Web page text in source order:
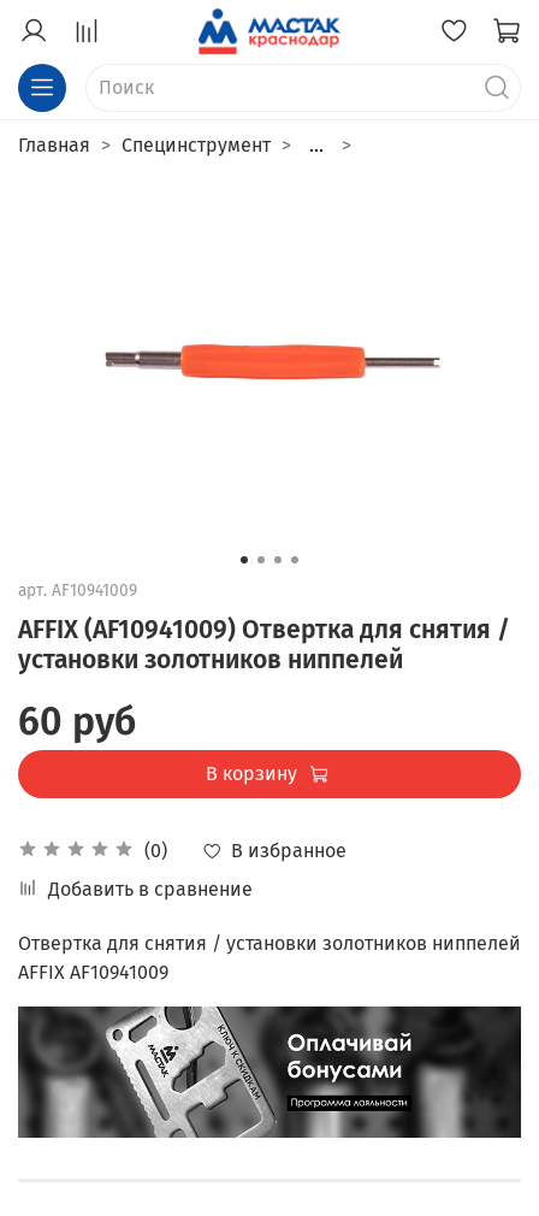
Главная Специнструмент ...
арт. AF10941009
AFFIX (AF10941009) Отвертка для снятия /
установки золотников ниппелей
(0)
В избранное
Добавить в сравнение
60 руб
В корзину
Отвертка для снятия / установки золотников ниппелей
AFFIX AF10941009